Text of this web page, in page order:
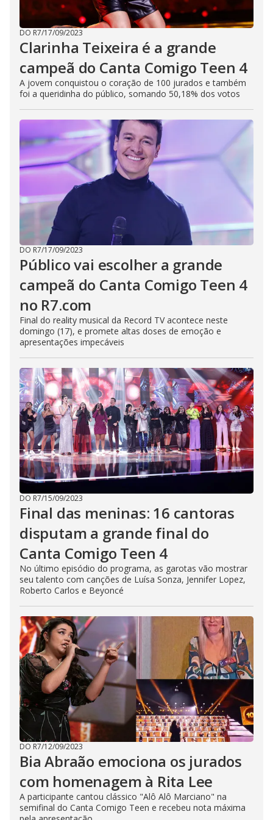
DO R7/17/09/2023
Clarinha Teixeira é a grande
campeã do Canta Comigo Teen 4
A jovem conquistou o coração de 100 jurados e também
foi a queridinha do público, somando 50,18% dos votos
DO R7/17/09/2023
Público vai escolher a grande
campeã do Canta Comigo Teen 4
no R7.com
Final do reality musical da Record TV acontece neste
domingo (17), e promete altas doses de emoção e
apresentações impecáveis
DO R7/15/09/2023
Final das meninas: 16 cantoras
disputam a grande final do
Canta Comigo Teen 4
No último episódio do programa, as garotas vão mostrar
seu talento com canções de Luísa Sonza, Jennifer Lopez,
Roberto Carlos e Beyoncé
DO R7/12/09/2023
Bia Abraão emociona os jurados
com homenagem à Rita Lee
A participante cantou clássico "Alô Alô Marciano" na
semifinal do Canta Comigo Teen e recebeu nota máxima